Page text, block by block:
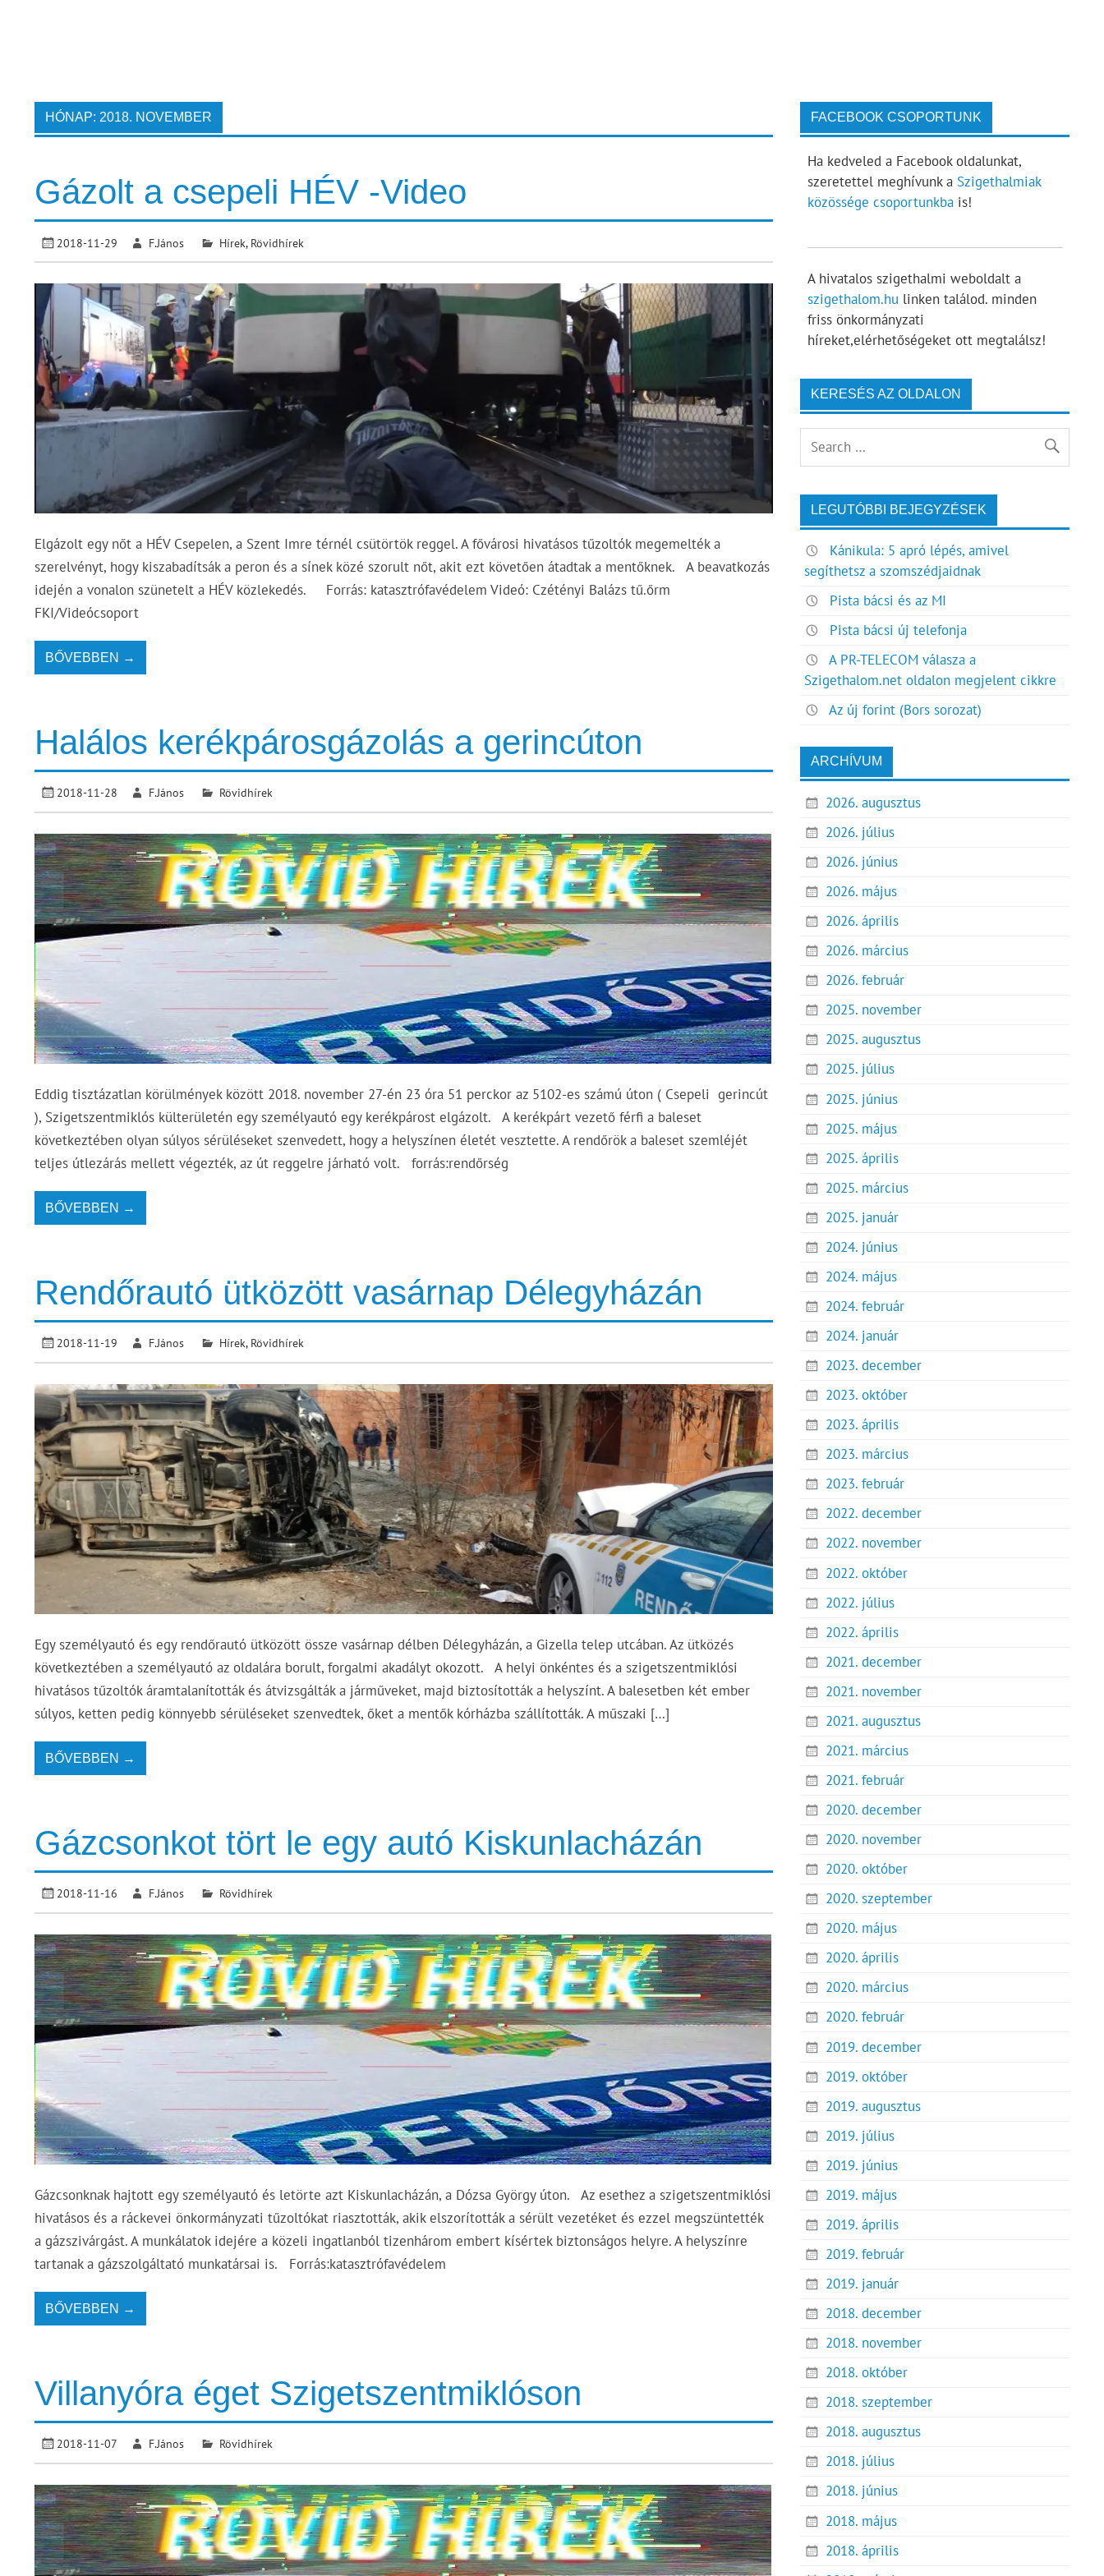
HÓNAP: 2018. NOVEMBER
Gázolt a csepeli HÉV -Video
2018-11-29 F.János Hírek, Rövidhírek
Elgázolt egy nőt a HÉV Csepelen, a Szent Imre térnél csütörtök reggel. A fővárosi hivatásos tűzoltók megemelték a
szerelvényt, hogy kiszabadítsák a peron és a sínek közé szorult nőt, akit ezt követően átadtak a mentőknek. A beavatkozás
idején a vonalon szünetelt a HÉV közlekedés. Forrás: katasztrófavédelem Videó: Czétényi Balázs tű.őrm
FKI/Videócsoport
BŐVEBBEN →
Halálos kerékpárosgázolás a gerincúton
2018-11-28 F.János Rövidhírek
Eddig tisztázatlan körülmények között 2018. november 27-én 23 óra 51 perckor az 5102-es számú úton ( Csepeli gerincút
), Szigetszentmiklós külterületén egy személyautó egy kerékpárost elgázolt. A kerékpárt vezető férfi a baleset
következtében olyan súlyos sérüléseket szenvedett, hogy a helyszínen életét vesztette. A rendőrök a baleset szemléjét
teljes útlezárás mellett végezték, az út reggelre járható volt. forrás:rendőrség
BŐVEBBEN →
Rendőrautó ütközött vasárnap Délegyházán
2018-11-19 F.János Hírek, Rövidhírek
Egy személyautó és egy rendőrautó ütközött össze vasárnap délben Délegyházán, a Gizella telep utcában. Az ütközés
következtében a személyautó az oldalára borult, forgalmi akadályt okozott. A helyi önkéntes és a szigetszentmiklósi
hivatásos tűzoltók áramtalanították és átvizsgálták a járműveket, majd biztosították a helyszínt. A balesetben két ember
súlyos, ketten pedig könnyebb sérüléseket szenvedtek, őket a mentők kórházba szállították. A műszaki […]
BŐVEBBEN →
Gázcsonkot tört le egy autó Kiskunlacházán
2018-11-16 F.János Rövidhírek
Gázcsonknak hajtott egy személyautó és letörte azt Kiskunlacházán, a Dózsa György úton. Az esethez a szigetszentmiklósi
hivatásos és a ráckevei önkormányzati tűzoltókat riasztották, akik elszorították a sérült vezetéket és ezzel megszüntették
a gázszivárgást. A munkálatok idejére a közeli ingatlanból tizenhárom embert kísértek biztonságos helyre. A helyszínre
tartanak a gázszolgáltató munkatársai is. Forrás:katasztrófavédelem
BŐVEBBEN →
Villanyóra éget Szigetszentmiklóson
2018-11-07 F.János Rövidhírek
FACEBOOK CSOPORTUNK
Ha kedveled a Facebook oldalunkat,
szeretettel meghívunk a Szigethalmiak
közössége csoportunkbais!
A hivatalos szigethalmi weboldalt a
szigethalom.hu linken találod. minden
friss önkormányzati
híreket,elérhetőségeket ott megtalálsz!
KERESÉS AZ OLDALON
LEGUTÓBBI BEJEGYZÉSEK
Kánikula: 5 apró lépés, amivel
segíthetsz a szomszédjaidnak
Pista bácsi és az MI
Pista bácsi új telefonja
A PR-TELECOM válasza a
Szigethalom.net oldalon megjelent cikkre
Az új forint (Bors sorozat)
ARCHÍVUM
2026. augusztus
2026. július
2026. június
2026. május
2026. április
2026. március
2026. február
2025. november
2025. augusztus
2025. július
2025. június
2025. május
2025. április
2025. március
2025. január
2024. június
2024. május
2024. február
2024. január
2023. december
2023. október
2023. április
2023. március
2023. február
2022. december
2022. november
2022. október
2022. július
2022. április
2021. december
2021. november
2021. augusztus
2021. március
2021. február
2020. december
2020. november
2020. október
2020. szeptember
2020. május
2020. április
2020. március
2020. február
2019. december
2019. október
2019. augusztus
2019. július
2019. június
2019. május
2019. április
2019. február
2019. január
2018. december
2018. november
2018. október
2018. szeptember
2018. augusztus
2018. július
2018. június
2018. május
2018. április